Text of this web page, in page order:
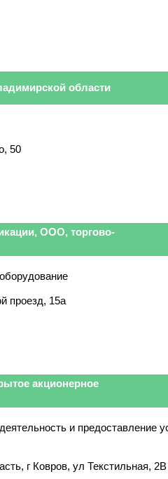
области
50
ООО, торгово-
проезд, 15а
акционерное
и предоставление
г Ковров, ул Текстильная, 2В